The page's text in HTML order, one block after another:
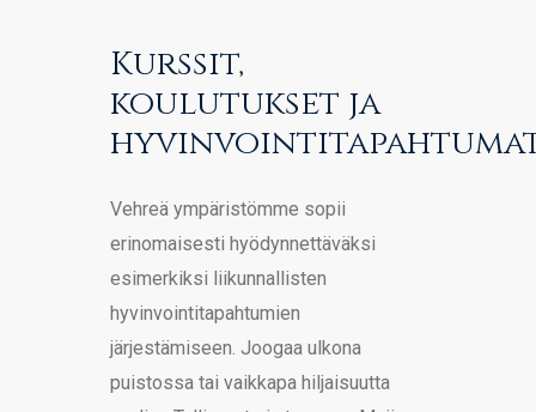
Kurssit,
koulutukset ja
Vehreä ympäristömme sopii
erinomaisesti hyödynnettäväksi
esimerkiksi liikunnallisten
hyvinvointitapahtumien
järjestämiseen. Joogaa ulkona
puistossa tai vaikkapa hiljaisuutta